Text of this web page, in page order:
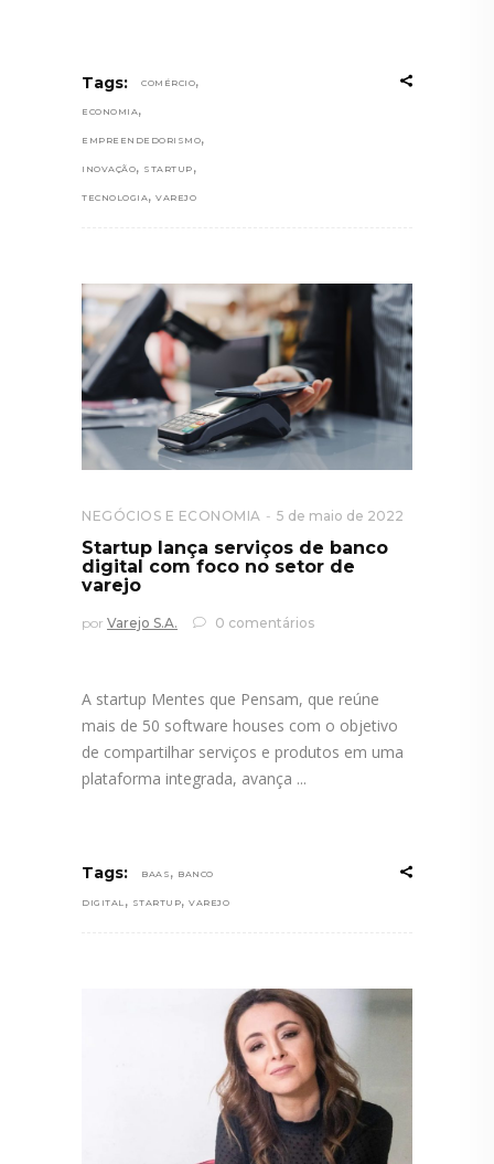
Tags: COMÉRCIO,
ECONOMIA,
EMPREENDEDORISMO,
INOVAÇÃO, STARTUP ,
TECNOLOGIA, VAREJO
NEGÓCIOS E ECONOMIA 5 de maio de 2022
Startup lança serviços de banco
digital com foco no setor de
varejo
por Varejo S.A. 0 comentários
A startup Mentes que Pensam, que reúne
mais de 50 software houses com o objetivo
de compartilhar serviços e produtos em uma
plataforma integrada, avança
Tags: BAAS , BANCO
DIGITAL , STARTUP, VAREJO